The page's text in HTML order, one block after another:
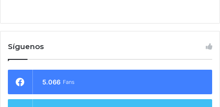
Síguenos
5.066 Fans